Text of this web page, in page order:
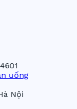
uống
Nội